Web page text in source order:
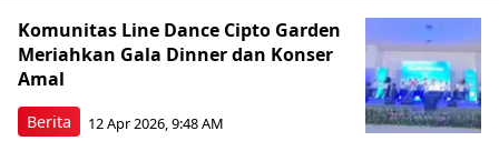
Berita
Komunitas Line Dance Cipto Garden
Meriahkan Gala Dinner dan Konser
Amal
12 Apr 2026, 9:48 AM